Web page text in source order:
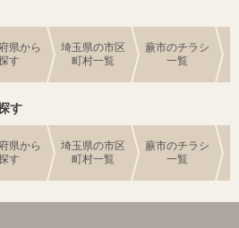
県から
す
埼玉県の市区
町村一覧
蕨市のチラシ
一覧
す
県から
す
埼玉県の市区
町村一覧
蕨市のチラシ
一覧